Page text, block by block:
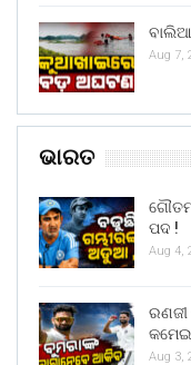
Aug 7,
ଭାରତ
ପଦ !
Aug 4,
ରଣଜୀ
Aug 3,